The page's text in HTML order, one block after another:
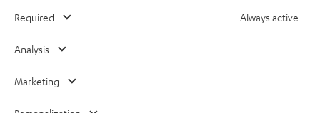
STEREOANLAGEN
STORES
DEINE VORTEILE BEI TEUFEL
TEUFEL STORY
FRANKREICH
Technische Änderungen, Tippfehler und Irrtum vorbehalten. Das auf unseren
Required Always active
Analysis
Marketing